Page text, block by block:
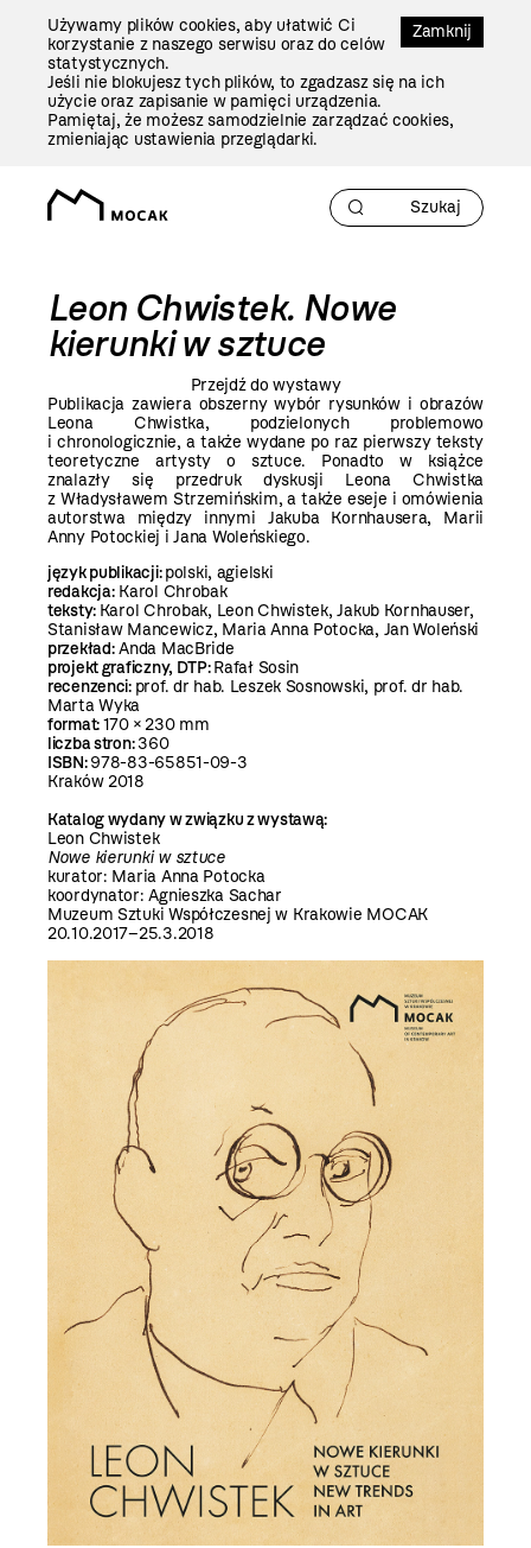
Zamknij
Używamy plików cookies, aby ułatwić Ci
korzystanie z naszego serwisu oraz do celów
statystycznych.
Jeśli nie blokujesz tych plików, to zgadzasz się na ich
użycie oraz zapisanie w pamięci urządzenia.
Pamiętaj, że możesz samodzielnie zarządzać cookies,
zmieniając ustawienia przeglądarki.
Leon Chwistek. Nowe
kierunki w sztuce
Przejdź do wystawy
Publikacja zawiera obszerny wybór rysunków i obrazów
Leona Chwistka, podzielonych problemowo
i chronologicznie, a także wydane po raz pierwszy teksty
teoretyczne artysty o sztuce. Ponadto w książce
znalazły się przedruk dyskusji Leona Chwistka
z Władysławem Strzemińskim, a także eseje i omówienia
autorstwa między innymi Jakuba Kornhausera, Marii
Anny Potockiej i Jana Woleńskiego.
język publikacji:polski, agielski
redakcja:Karol Chrobak
teksty: Karol Chrobak, Leon Chwistek, Jakub Kornhauser,
Stanisław Mancewicz, Maria Anna Potocka, Jan Woleński
przekład:Anda MacBride
projekt graficzny, DTP:Rafał Sosin
recenzenci: prof. dr hab. Leszek Sosnowski, prof. dr hab.
Marta Wyka
format:170 × 230 mm
liczba stron:360
ISBN:978-83-65851-09-3
Kraków 2018
Katalog wydany w związku z wystawą:
Leon Chwistek
Nowe kierunki w sztuce
kurator: Maria Anna Potocka
koordynator: Agnieszka Sachar
Muzeum Sztuki Współczesnej w Krakowie MOCAK
20.10.2017–25.3.2018